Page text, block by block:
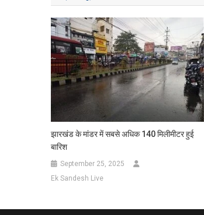
झारखंड के मांडर में सबसे अधिक 140 मिलीमीटर हुई
बारिश
September 25, 2025
Ek Sandesh Live